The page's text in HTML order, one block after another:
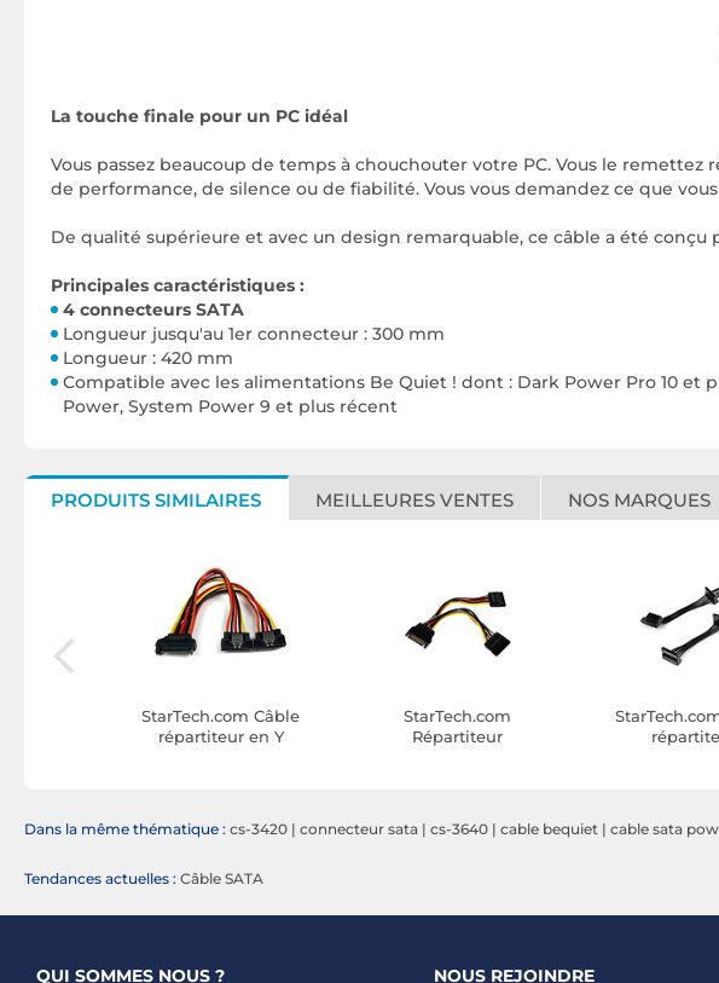
La touche finale pour un PC idéal
Vous passez beaucoup de temps à chouchouter votre PC. Vous le
de performance, de silence ou de fiabilité. Vous vous demandez ce que
De qualité supérieure et avec un design remarquable, ce câble a été
Principales caractéristiques :
4 connecteurs SATA
Longueur jusqu'au 1er connecteur : 300 mm
Longueur : 420 mm
Compatible avec les alimentations Be Quiet ! dont : Dark Power Pro 10 et
Power, System Power 9 et plus récent
PRODUITS SIMILAIRES MEILLEURES VENTES NOS MARQUES
StarTech.com Câble
répartiteur en Y
StarTech.com
Répartiteur
Dans la même thématique : cs-3420 | connecteur sata | cs-3640 | cable bequiet | cable sata
Tendances actuelles : Câble SATA
QUI SOMMES NOUS ? NOUS REJOINDRE